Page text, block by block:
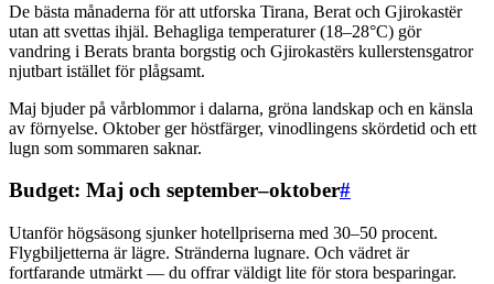
De bästa månaderna för att utforska Tirana, Berat och Gjirokastër
utan att svettas ihjäl. Behagliga temperaturer (18–28°C) gör
vandring i Berats branta borgstig och Gjirokastërs kullerstensgatror
njutbart istället för plågsamt.
Maj bjuder på vårblommor i dalarna, gröna landskap och en känsla
av förnyelse. Oktober ger höstfärger, vinodlingens skördetid och ett
lugn som sommaren saknar.
Budget: Maj och september–oktober#
Utanför högsäsong sjunker hotellpriserna med 30–50 procent.
Flygbiljetterna är lägre. Stränderna lugnare. Och vädret är
fortfarande utmärkt — du offrar väldigt lite för stora besparingar.